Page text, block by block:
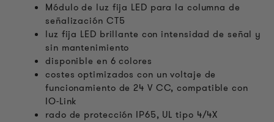
Módulo de luz fija LED para la columna de
señalización CT5
luz fija LED brillante con intensidad de señal y
sin mantenimiento
disponible en 6 colores
costes optimizados con un voltaje de
funcionamiento de 24 V CC, compatible con
IO-Link
rado de protección IP65, UL tipo 4/4X